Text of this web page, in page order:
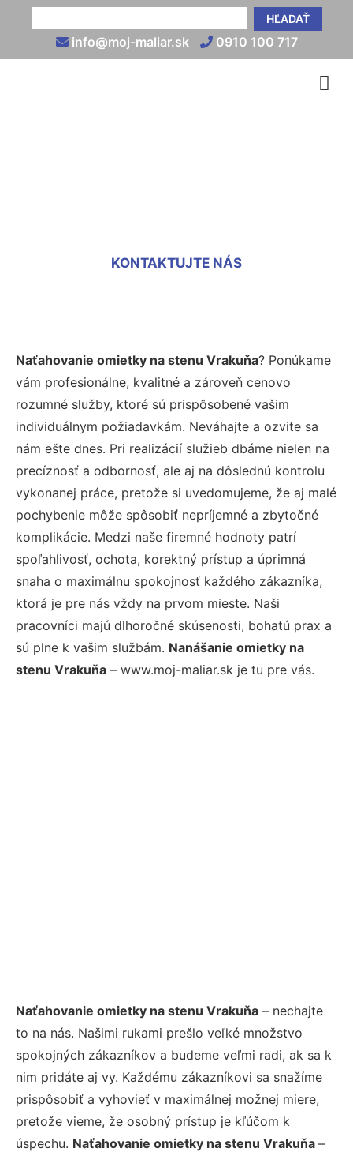
HĽADAŤ
info@moj-maliar.sk 0910 100 717
KONTAKTUJTE NÁS
Naťahovanie omietky na stenu Vrakuňa? Ponúkame
vám profesionálne, kvalitné a zároveň cenovo
rozumné služby, ktoré sú prispôsobené vašim
individuálnym požiadavkám. Neváhajte a ozvite sa
nám ešte dnes. Pri realizácií služieb dbáme nielen na
precíznosť a odbornosť, ale aj na dôslednú kontrolu
vykonanej práce, pretože si uvedomujeme, že aj malé
pochybenie môže spôsobiť nepríjemné a zbytočné
komplikácie. Medzi naše firemné hodnoty patrí
spoľahlivosť, ochota, korektný prístup a úprimná
snaha o maximálnu spokojnosť každého zákazníka,
ktorá je pre nás vždy na prvom mieste. Naši
pracovníci majú dlhoročné skúsenosti, bohatú prax a
sú plne k vašim službám. Nanášanie omietky na
stenu Vrakuňa – www.moj-maliar.sk je tu pre vás.
Naťahovanie omietky na stenu Vrakuňa – nechajte
to na nás. Našimi rukami prešlo veľké množstvo
spokojných zákazníkov a budeme veľmi radi, ak sa k
nim pridáte aj vy. Každému zákazníkovi sa snažíme
prispôsobiť a vyhovieť v maximálnej možnej miere,
pretože vieme, že osobný prístup je kľúčom k
úspechu. Naťahovanie omietky na stenu Vrakuňa –